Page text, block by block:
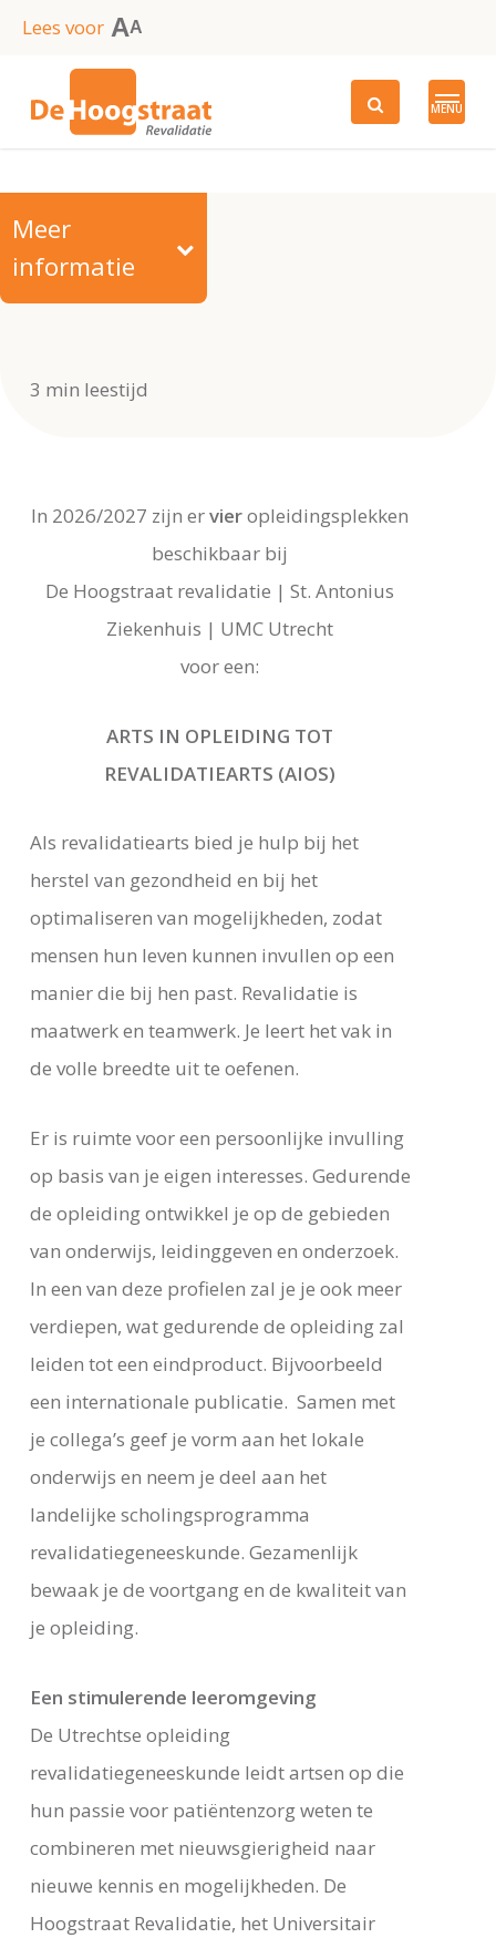
SkipLees voor AA
MENU
Meer
informatie
AIOS
3 min leestijd
In 2026/2027 zijn ervieropleidingsplekken
beschikbaar bij
De Hoogstraat revalidatie | St. Antonius
Ziekenhuis | UMC Utrecht
voor een:
ARTS IN OPLEIDING TOT
REVALIDATIEARTS (AIOS)
Als revalidatiearts bied je hulp bij het
herstel van gezondheid en bij het
optimaliseren van mogelijkheden, zodat
mensen hun leven kunnen invullen op een
manier die bij hen past. Revalidatie is
maatwerk en teamwerk. Je leert het vak in
de volle breedte uit te oefenen.
Er is ruimte voor een persoonlijke invulling
op basis van je eigen interesses. Gedurende
de opleiding ontwikkel je op de gebieden
van onderwijs, leidinggeven en onderzoek.
In een van deze profielen zal je je ook meer
verdiepen, wat gedurende de opleiding zal
leiden tot een eindproduct. Bijvoorbeeld
een internationale publicatie. Samen met
je collega’s geef je vorm aan het lokale
onderwijs en neem je deel aan het
landelijke scholingsprogramma
revalidatiegeneeskunde. Gezamenlijk
bewaak je de voortgang en de kwaliteit van
je opleiding.
Een stimulerende leeromgeving
De Utrechtse opleiding
revalidatiegeneeskunde leidt artsen op die
hun passie voor patiëntenzorg weten te
combineren met nieuwsgierigheid naar
nieuwe kennis en mogelijkheden. De
Hoogstraat Revalidatie, het Universitair